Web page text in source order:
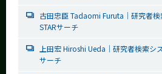
古田忠臣 Tadaomi Furuta｜研究者
STARサーチ
上田宏 Hiroshi Ueda｜研究者検索シ
サーチ